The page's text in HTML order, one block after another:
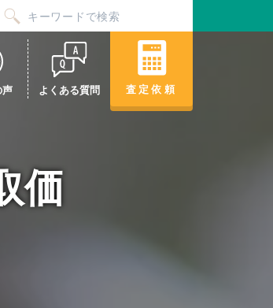
声 よくある質問 査定依頼
価